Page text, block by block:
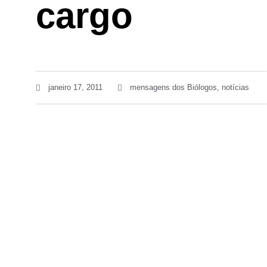
cargo
janeiro 17, 2011 mensagens dos Biólogos, notícias